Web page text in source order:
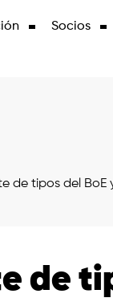
Socios
de tipos del
de